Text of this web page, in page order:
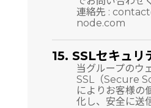
連絡先 :
node.com
15. SSLセキュリ
当グループのウ
SSL（Secure
によりお客様の
化し、安全に送